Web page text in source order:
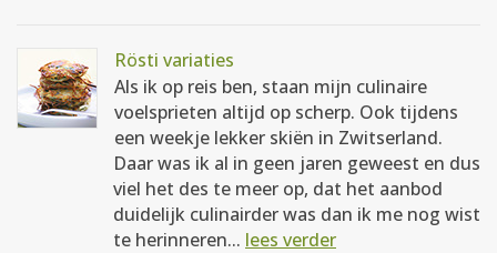
Rösti variaties
Als ik op reis ben, staan mijn culinaire
voelsprieten altijd op scherp. Ook tijdens
een weekje lekker skiën in Zwitserland.
Daar was ik al in geen jaren geweest en dus
viel het des te meer op, dat het aanbod
duidelijk culinairder was dan ik me nog wist
te herinneren... lees verder